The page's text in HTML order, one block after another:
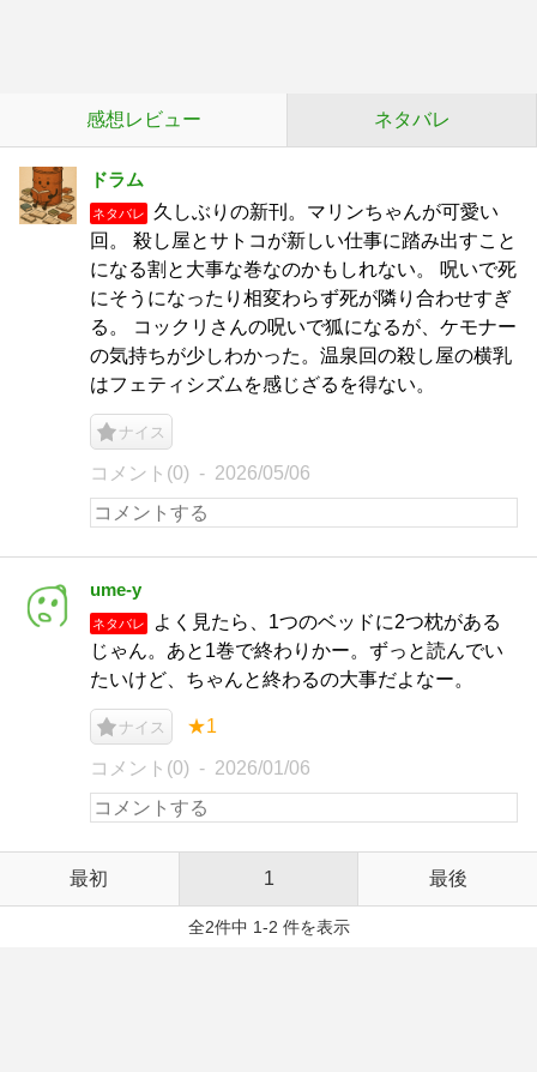
感想レビュー ネタバレ
ドラム
ネタバレ
久しぶりの新刊。マリンちゃんが可愛い
回。 殺し屋とサトコが新しい仕事に踏み出すこと
になる割と大事な巻なのかもしれない。 呪いで死
にそうになったり相変わらず死が隣り合わせすぎ
る。 コックリさんの呪いで狐になるが、ケモナー
の気持ちが少しわかった。温泉回の殺し屋の横乳
はフェティシズムを感じざるを得ない。
ナイス
コメント(0) 2026/05/06
ume-y
ネタバレ
よく見たら、1つのベッドに2つ枕がある
じゃん。あと1巻で終わりかー。ずっと読んでい
たいけど、ちゃんと終わるの大事だよなー。
ナイス ★1
コメント(0) 2026/01/06
最初 1 最後
全2件中 1-2 件を表示